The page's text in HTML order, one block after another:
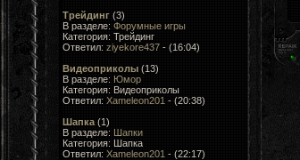
Трейдинг(3)
В разделе: Форумные игры
Категория: Трейдинг
Ответил: ziyekore437- (16:04)
Видеоприколы(13)
В разделе: Юмор
Категория: Видеоприколы
Ответил: Xameleon201 - (20:38)
Шапка(1)
В разделе: Шапки
Категория: Шапка
Ответил: Xameleon201 - (22:17)